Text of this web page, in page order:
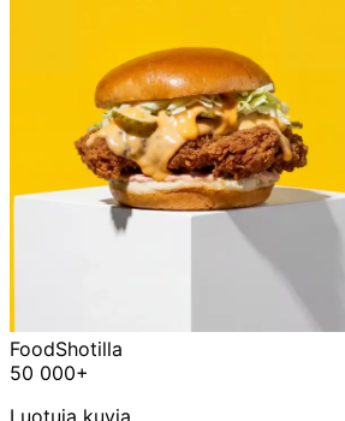
FoodShotilla
50 000+
Luotuja kuvia